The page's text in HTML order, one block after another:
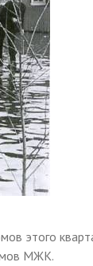
этого
МЖК.